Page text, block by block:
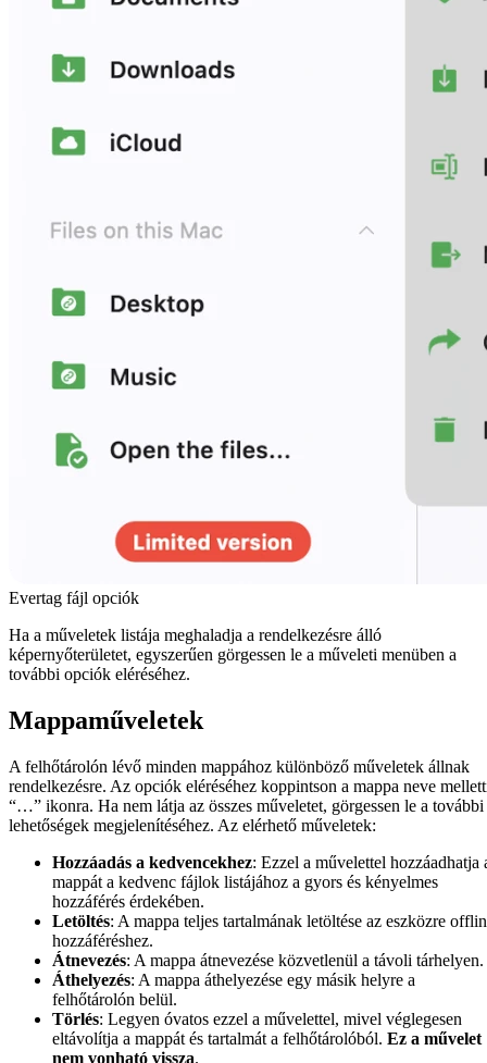
Evertag fájl opciók
Ha a műveletek listája meghaladja a rendelkezésre álló
képernyőterületet, egyszerűen görgessen le a műveleti menüben a
további opciók eléréséhez.
Mappaműveletek
A felhőtárolón lévő minden mappához különböző műveletek állnak
rendelkezésre. Az opciók eléréséhez koppintson a mappa neve
“…” ikonra. Ha nem látja az összes műveletet, görgessen le a további
lehetőségek megjelenítéséhez. Az elérhető műveletek:
Hozzáadás a kedvencekhez: Ezzel a művelettel hozzáadhatja
mappát a kedvenc fájlok listájához a gyors és kényelmes
hozzáférés érdekében.
Letöltés: A mappa teljes tartalmának letöltése az eszközre
hozzáféréshez.
Átnevezés: A mappa átnevezése közvetlenül a távoli tárhelyen.
Áthelyezés: A mappa áthelyezése egy másik helyre a
felhőtárolón belül.
Törlés: Legyen óvatos ezzel a művelettel, mivel véglegesen
eltávolítja a mappát és tartalmát a felhőtárolóból. Ez a művelet
nem vonható vissza.